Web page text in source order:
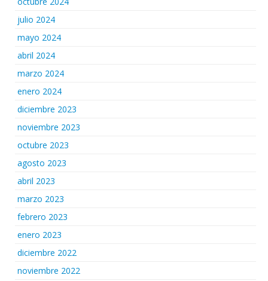
julio 2024
mayo 2024
abril 2024
marzo 2024
enero 2024
diciembre 2023
noviembre 2023
octubre 2023
agosto 2023
abril 2023
marzo 2023
febrero 2023
enero 2023
diciembre 2022
noviembre 2022